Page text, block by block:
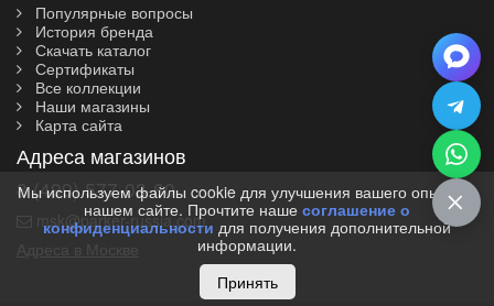
Популярные вопросы
История бренда
Скачать каталог
Сертификаты
Все коллекции
Наши магазины
Карта сайта
Адреса магазинов
8 (499) 577-03-60
msk@parker-russia.com
Мы используем файлы cookie для улучшения вашего опыта на
нашем сайте. Прочтите наше соглашение о
конфиденциальности для получения дополнительной
информации.
Принять